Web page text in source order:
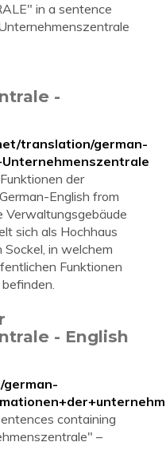
in a sentence
-
translation/german-
der
English from
Verwaltungsgebäude
sich als Hochhaus
in welchem
Funktionen
- English
german-
containing
–